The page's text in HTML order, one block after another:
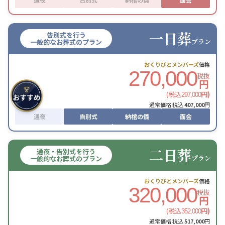
告別式を行う
一般的なお葬式のプラン 一日葬プラン
おくりびとメンバーズ価格
270,000税抜
円
(税込297,000円)
通常価格 税込407,000円
通夜 告別式 納棺の儀 面会
通夜・告別式を行う
一般的なお葬式のプラン 二日葬プラン
おくりびとメンバーズ価格
320,000税抜
円
(税込352,000円)
通常価格 税込517,000円